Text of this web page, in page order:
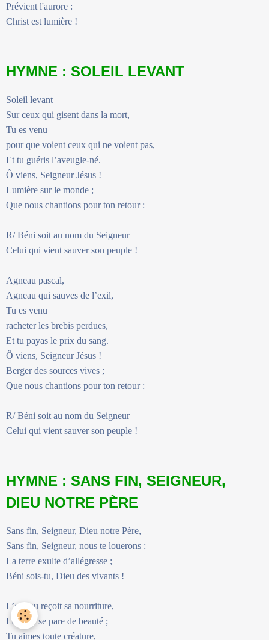
Prévient l'aurore :
Christ est lumière !
HYMNE : SOLEIL LEVANT
Soleil levant
Sur ceux qui gisent dans la mort,
Tu es venu
pour que voient ceux qui ne voient pas,
Et tu guéris l’aveugle-né.
Ô viens, Seigneur Jésus !
Lumière sur le monde ;
Que nous chantions pour ton retour :
R/ Béni soit au nom du Seigneur
Celui qui vient sauver son peuple !
Agneau pascal,
Agneau qui sauves de l’exil,
Tu es venu
racheter les brebis perdues,
Et tu payas le prix du sang.
Ô viens, Seigneur Jésus !
Berger des sources vives ;
Que nous chantions pour ton retour :
R/ Béni soit au nom du Seigneur
Celui qui vient sauver son peuple !
HYMNE : SANS FIN, SEIGNEUR,
DIEU NOTRE PÈRE
Sans fin, Seigneur, Dieu notre Père,
Sans fin, Seigneur, nous te louerons :
La terre exulte d’allégresse ;
Béni sois-tu, Dieu des vivants !
L’oiseau reçoit sa nourriture,
La fleur se pare de beauté ;
Tu aimes toute créature,